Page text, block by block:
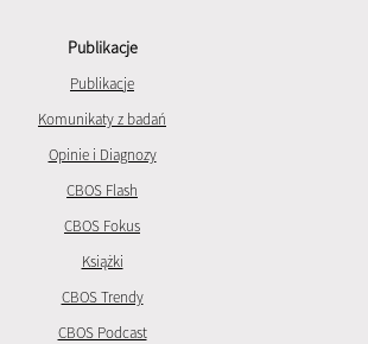
Publikacje
Publikacje
Komunikaty z badań
Opinie i Diagnozy
CBOS Flash
CBOS Fokus
Książki
CBOS Trendy
CBOS Podcast